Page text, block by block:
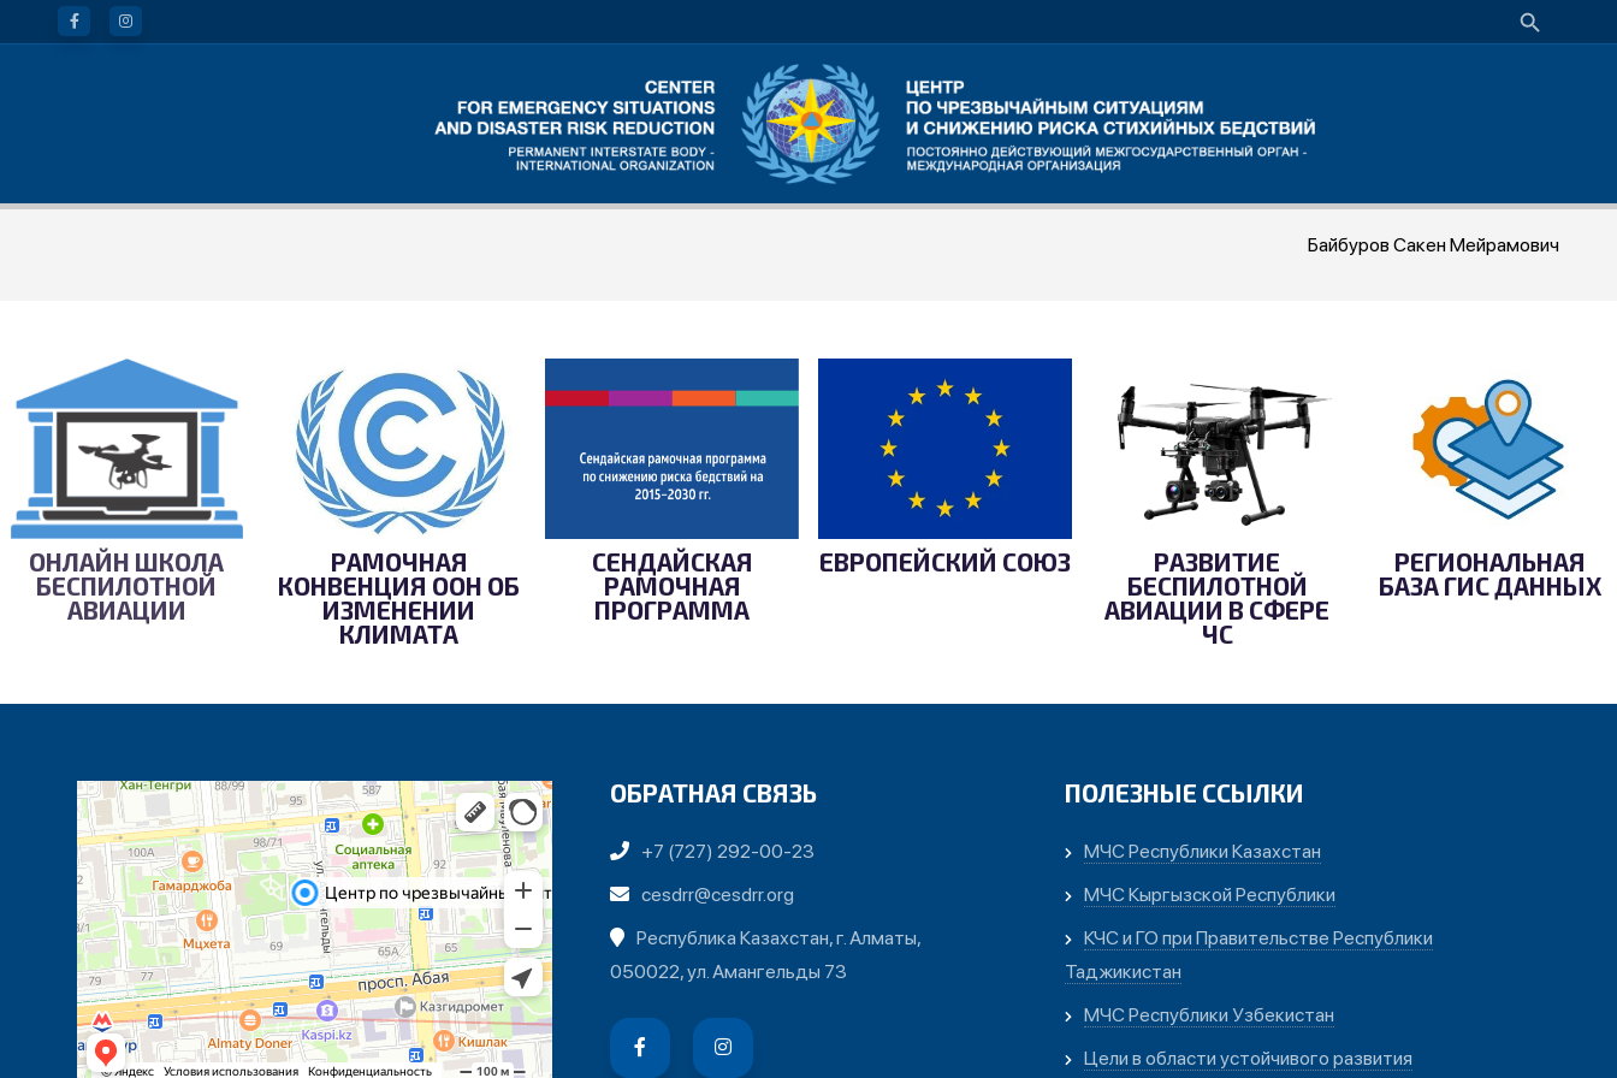
Байбуров Сакен Мейрамович
ОНЛАЙН ШКОЛА
БЕСПИЛОТНОЙ
АВИАЦИИ
РАМОЧНАЯ
КОНВЕНЦИЯ ООН ОБ
ИЗМЕНЕНИИ
КЛИМАТА
СЕНДАЙСКАЯ
РАМОЧНАЯ
ПРОГРАММА
ЕВРОПЕЙСКИЙ СОЮЗ
РАЗВИТИЕ
БЕСПИЛОТНОЙ
АВИАЦИИ В СФЕРЕ
ЧС
РЕГИОНАЛЬНАЯ
БАЗА ГИС ДАННЫХ
ОБРАТНАЯ СВЯЗЬ
+7 (727) 292-00-23
cesdrr@cesdrr.org
Республика Казахстан, г. Алматы,
050022, ул. Амангельды 73
ПОЛЕЗНЫЕ ССЫЛКИ
МЧС Республики Казахстан
МЧС Кыргызской Республики
КЧС и ГО при Правительстве Республики
Таджикистан
МЧС Республики Узбекистан
Цели в области устойчивого развития